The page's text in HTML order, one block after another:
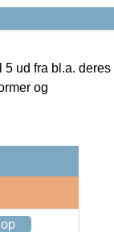
ud fra bl.a. deres
og